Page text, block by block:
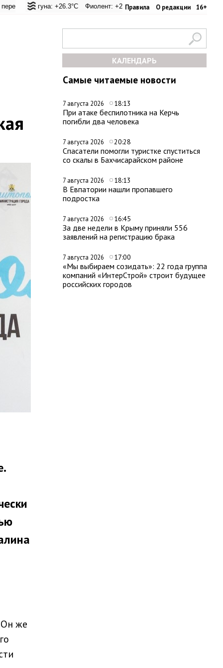
Правила О редакции 16+
Лагуна: +26.3°C Фиолент: +26.6°C Казачья бухта: +26.6°C
Евпатория: +33.8°C Керчь: +31°C Никитский сад: +27°C
КАЛЕНДАРЬ
Самые читаемые новости
7 августа 2026 18:13
При атаке беспилотника на Керчь
погибли два человека
7 августа 2026 20:28
Спасатели помогли туристке спуститься
со скалы в Бахчисарайском районе
7 августа 2026 18:13
В Евпатории нашли пропавшего
подростка
7 августа 2026 16:45
За две недели в Крыму приняли 556
заявлений на регистрацию брака
7 августа 2026 17:00
«Мы выбираем созидать»: 22 года группа
компаний «ИнтерСтрой» строит будущее
российских городов
же